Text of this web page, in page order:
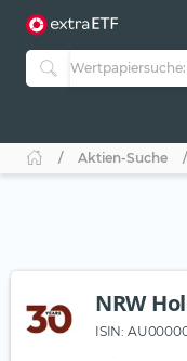
Aktien-Suche
NRW
ISIN: